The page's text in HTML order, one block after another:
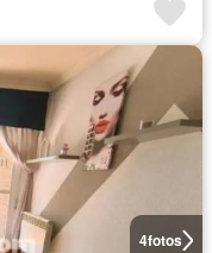
4fotos